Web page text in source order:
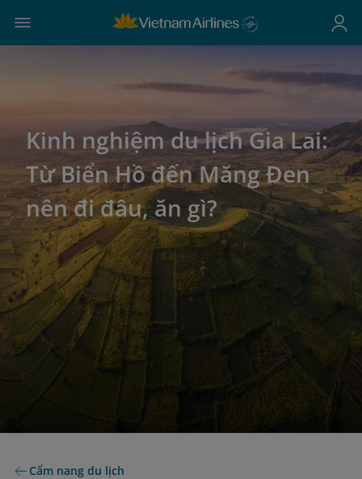
Kinh nghiệm du lịch Gia Lai:
Từ Biển Hồ đến Măng Đen
nên đi đâu, ăn gì?
Cẩm nang du lịch